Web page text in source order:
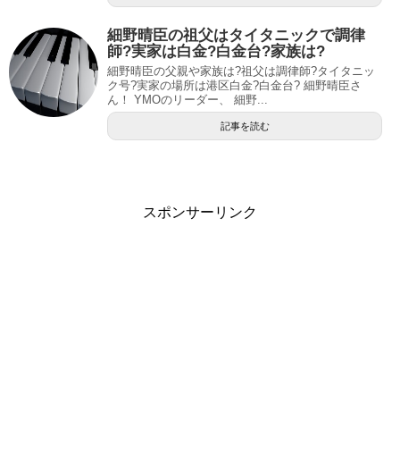
細野晴臣の祖父はタイタニックで調律
師?実家は白金?白金台?家族は?
細野晴臣の父親や家族は?祖父は調律師?タイタニッ
ク号?実家の場所は港区白金?白金台? 細野晴臣さ
ん！ YMOのリーダー、 細野...
記事を読む
スポンサーリンク